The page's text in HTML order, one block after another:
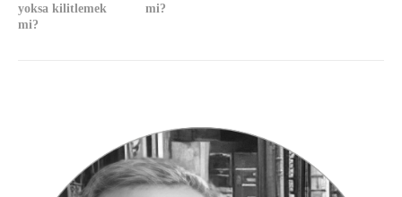
yoksa kilitlemek
mi?
mi?